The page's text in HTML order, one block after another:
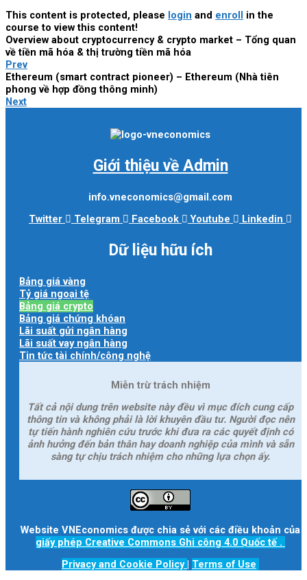
This content is protected, please login and enroll in the
course to view this content!
Overview about cryptocurrency & crypto market – Tổng quan
về tiền mã hóa & thị trường tiền mã hóa
Prev
Ethereum (smart contract pioneer) – Ethereum (Nhà tiên
phong về hợp đồng thông minh)
Next
Giới thiệu về Admin
info.vneconomics@gmail.com
Twitter
Telegram Facebook Youtube Linkedin
Dữ liệu hữu ích
Bảng giá vàng
Tỷ giá ngoại tệ
Bảng giá crypto
Bảng giá chứng khóan
Lãi suất gửi ngân hàng
Lãi suất vay ngân hàng
Tin tức tài chính/công nghệ
Miễn trừ trách nhiệm
Tất cả nội dung trên website này đều vì mục đích cung cấp
thông tin và không phải là lời khuyên đầu tư. Người đọc nên
tự tiến hành nghiên cứu trước khi đưa ra các quyết định có
ảnh hưởng đến bản thân hay doanh nghiệp của mình và sẵn
sàng tự chịu trách nhiệm cho những lựa chọn ấy.
Website VNEconomics được chia sẻ với các điều khoản của
giấy phép Creative Commons Ghi công 4.0 Quốc tế .
Privacy and Cookie Policy
Terms of Use